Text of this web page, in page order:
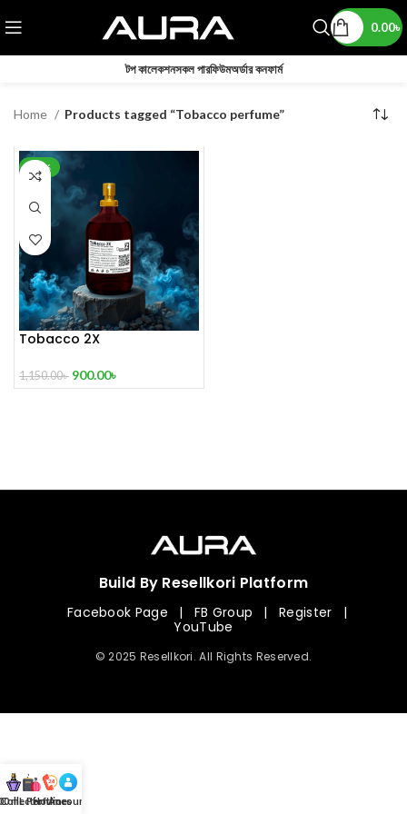
0.00৳
টপ কালেকশনসকল পারফিউমঅর্ডার কনফার্ম
Home Products tagged “Tobacco perfume”
-22%
Tobacco 2X
1,150.00৳ 900.00৳
Build By Resellkori Platform
Facebook Page | FB Group | Register
|
YouTube
© 2025 Resellkori. All Rights Reserved.
mL Perfumes
Hotline
Account